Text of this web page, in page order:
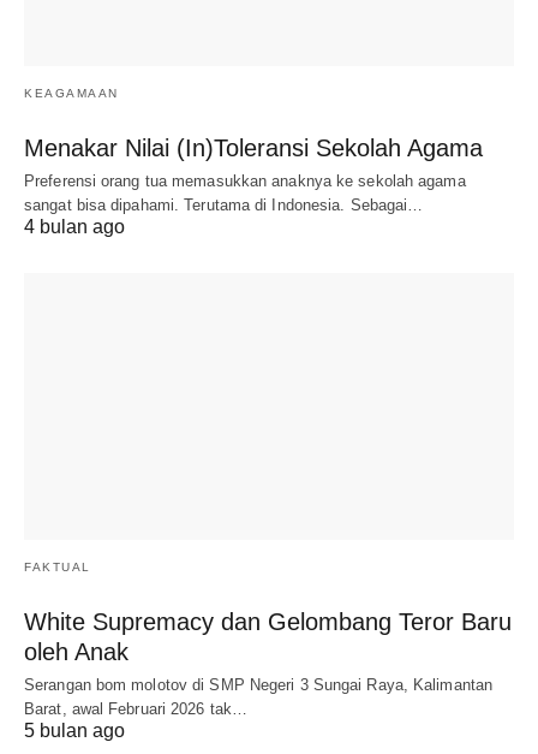
KEAGAMAAN
Menakar Nilai (In)Toleransi Sekolah Agama
Preferensi orang tua memasukkan anaknya ke sekolah agama
sangat bisa dipahami. Terutama di Indonesia. Sebagai…
4 bulan ago
FAKTUAL
White Supremacy dan Gelombang Teror Baru
oleh Anak
Serangan bom molotov di SMP Negeri 3 Sungai Raya, Kalimantan
Barat, awal Februari 2026 tak…
5 bulan ago